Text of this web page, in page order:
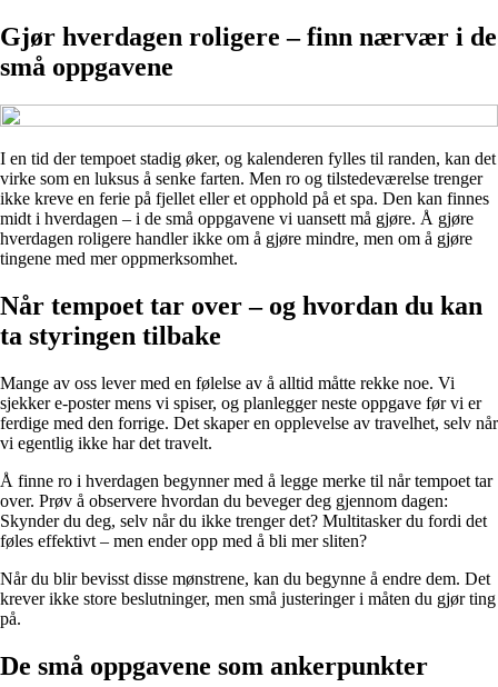
Gjør hverdagen roligere – finn nærvær i de
små oppgavene
I en tid der tempoet stadig øker, og kalenderen fylles til randen, kan det
virke som en luksus å senke farten. Men ro og tilstedeværelse trenger
ikke kreve en ferie på fjellet eller et opphold på et spa. Den kan finnes
midt i hverdagen – i de små oppgavene vi uansett må gjøre. Å gjøre
hverdagen roligere handler ikke om å gjøre mindre, men om å gjøre
tingene med mer oppmerksomhet.
Når tempoet tar over – og hvordan du kan
ta styringen tilbake
Mange av oss lever med en følelse av å alltid måtte rekke noe. Vi
sjekker e-poster mens vi spiser, og planlegger neste oppgave før vi er
ferdige med den forrige. Det skaper en opplevelse av travelhet, selv når
vi egentlig ikke har det travelt.
Å finne ro i hverdagen begynner med å legge merke til når tempoet tar
over. Prøv å observere hvordan du beveger deg gjennom dagen:
Skynder du deg, selv når du ikke trenger det? Multitasker du fordi det
føles effektivt – men ender opp med å bli mer sliten?
Når du blir bevisst disse mønstrene, kan du begynne å endre dem. Det
krever ikke store beslutninger, men små justeringer i måten du gjør ting
på.
De små oppgavene som ankerpunkter